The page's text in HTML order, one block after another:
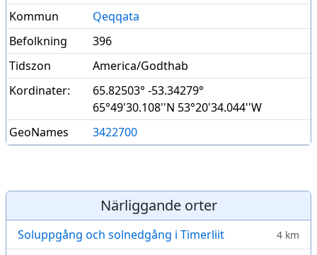
Kommun
Qeqqata
Befolkning
396
Tidszon
America/Godthab
Kordinater:
65.82503° -53.34279°
65°49'30.108''N 53°20'34.044''W
GeoNames
3422700
Närliggande orter
Soluppgång och solnedgång i Timerliit 4 km